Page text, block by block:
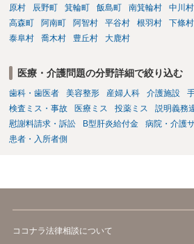
え等もきちんと検討してくれる弁護士の方に
勧めいたします。
原村
辰野町 箕輪町 飯島町 南箕輪村 中川村
高森町
阿南町 阿智村 平谷村 根羽村 下條村
泰阜村
喬木村 豊丘村 大鹿村
医療・介護問題の分野詳細で絞り込む
歯科・歯医者 美容整形 産婦人科 介護施設
検査ミス・事故
医療ミス 投薬ミス 説明義務
慰謝料請求・訴訟
B型肝炎給付金
病院・介護
患者・入所者側
ココナラ法律相談について